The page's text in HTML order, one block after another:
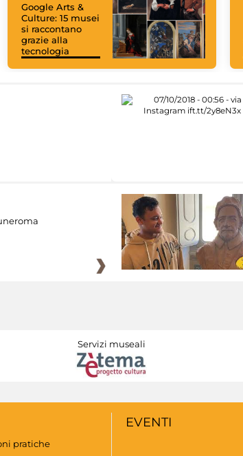
Google Arts &
Culture: 15 musei
si raccontano
grazie alla
tecnologia
Servizi museali
pratiche
EVENTI